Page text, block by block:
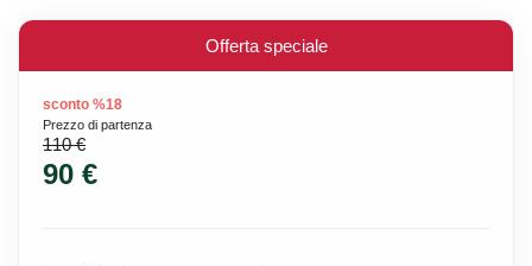
Offerta speciale
sconto %18
Prezzo di partenza
110 €
90 €